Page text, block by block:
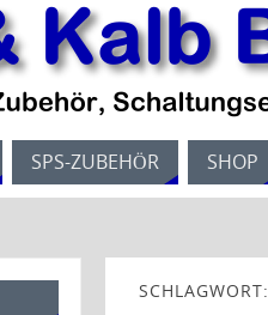
SPS-ZUBEHÖR SHOP
SCHLAGWORT: